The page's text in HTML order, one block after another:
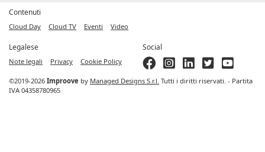
Contenuti
Cloud Day Cloud TV Eventi Video
Legalese
Note legali Privacy Cookie Policy
Social
©2019-2026 Improove by Managed Designs S.r.l. Tutti i diritti riservati. - Partita
IVA 04358780965